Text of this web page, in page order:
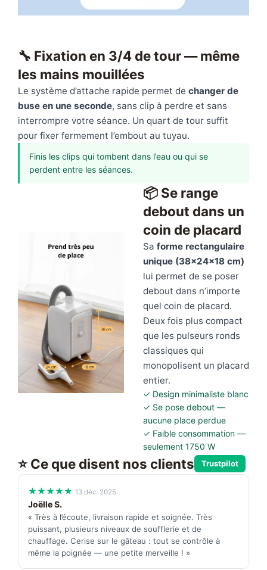
🔧 Fixation en 3/4 de tour — même
les mains mouillées
Le système d’attache rapide permet de changer de
buse en une seconde, sans clip à perdre et sans
interrompre votre séance. Un quart de tour suffit
pour fixer fermement l’embout au tuyau.
Finis les clips qui tombent dans l’eau ou qui se
perdent entre les séances.
📦 Se range
debout dans un
coin de placard
Sa forme rectangulaire
unique (38×24×18 cm)
lui permet de se poser
debout dans n’importe
quel coin de placard.
Deux fois plus compact
que les pulseurs ronds
classiques qui
monopolisent un placard
entier.
✓ Design minimaliste blanc
✓ Se pose debout —
aucune place perdue
✓ Faible consommation —
seulement 1750 W
⭐ Ce que disent nos clients Trustpilot
★★★★★ 13 déc. 2025
Joëlle S.
« Très à l’écoute, livraison rapide et soignée. Très
puissant, plusieurs niveaux de soufflerie et de
chauffage. Cerise sur le gâteau : tout se contrôle à
même la poignée — une petite merveille ! »